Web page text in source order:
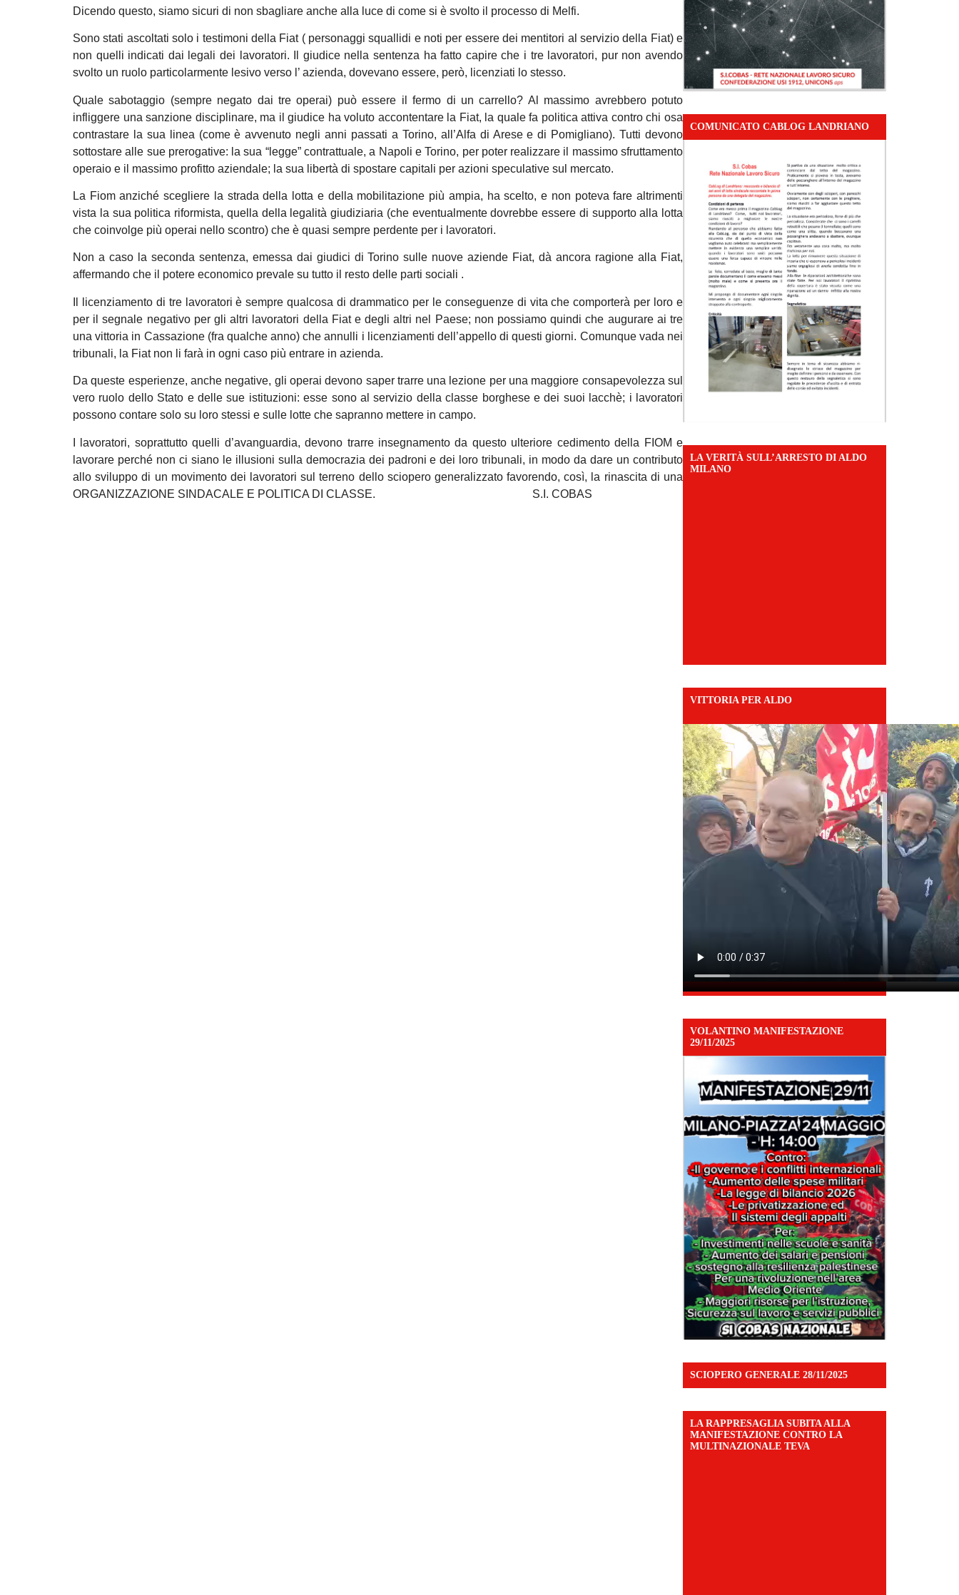
Dicendo questo, siamo sicuri di non sbagliare anche alla luce di come si è svolto il processo di Melfi.
Sono stati ascoltati solo i testimoni della Fiat ( personaggi squallidi e noti per essere dei mentitori al servizio della Fiat) e
non quelli indicati dai legali dei lavoratori. Il giudice nella sentenza ha fatto capire che i tre lavoratori, pur non avendo
svolto un ruolo particolarmente lesivo verso l’ azienda, dovevano essere, però, licenziati lo stesso.
Quale sabotaggio (sempre negato dai tre operai) può essere il fermo di un carrello? Al massimo avrebbero potuto
infliggere una sanzione disciplinare, ma il giudice ha voluto accontentare la Fiat, la quale fa politica attiva contro chi osa
contrastare la sua linea (come è avvenuto negli anni passati a Torino, all’Alfa di Arese e di Pomigliano). Tutti devono
sottostare alle sue prerogative: la sua “legge” contrattuale, a Napoli e Torino, per poter realizzare il massimo sfruttamento
operaio e il massimo profitto aziendale; la sua libertà di spostare capitali per azioni speculative sul mercato.
La Fiom anziché scegliere la strada della lotta e della mobilitazione più ampia, ha scelto, e non poteva fare altrimenti
vista la sua politica riformista, quella della legalità giudiziaria (che eventualmente dovrebbe essere di supporto alla lotta
che coinvolge più operai nello scontro) che è quasi sempre perdente per i lavoratori.
Non a caso la seconda sentenza, emessa dai giudici di Torino sulle nuove aziende Fiat, dà ancora ragione alla Fiat,
affermando che il potere economico prevale su tutto il resto delle parti sociali .
Il licenziamento di tre lavoratori è sempre qualcosa di drammatico per le conseguenze di vita che comporterà per loro e
per il segnale negativo per gli altri lavoratori della Fiat e degli altri nel Paese; non possiamo quindi che augurare ai tre
una vittoria in Cassazione (fra qualche anno) che annulli i licenziamenti dell’appello di questi giorni. Comunque vada nei
tribunali, la Fiat non li farà in ogni caso più entrare in azienda.
Da queste esperienze, anche negative, gli operai devono saper trarre una lezione per una maggiore consapevolezza sul
vero ruolo dello Stato e delle sue istituzioni: esse sono al servizio della classe borghese e dei suoi lacchè; i lavoratori
possono contare solo su loro stessi e sulle lotte che sapranno mettere in campo.
I lavoratori, soprattutto quelli d’avanguardia, devono trarre insegnamento da questo ulteriore cedimento della FIOM e
lavorare perché non ci siano le illusioni sulla democrazia dei padroni e dei loro tribunali, in modo da dare un contributo
allo sviluppo di un movimento dei lavoratori sul terreno dello sciopero generalizzato favorendo, così, la rinascita di una
ORGANIZZAZIONE SINDACALE E POLITICA DI CLASSE. S.I. COBAS
COMUNICATO CABLOG LANDRIANO
LA VERITÀ SULL’ARRESTO DI ALDO
MILANO
VITTORIA PER ALDO
VOLANTINO MANIFESTAZIONE
29/11/2025
SCIOPERO GENERALE 28/11/2025
LA RAPPRESAGLIA SUBITA ALLA
MANIFESTAZIONE CONTRO LA
MULTINAZIONALE TEVA